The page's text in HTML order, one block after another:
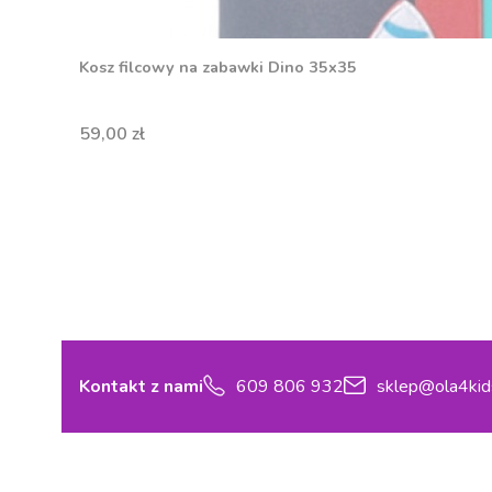
Kosz filcowy na zabawki Dino 35x35
Cena
59,00 zł
Kontakt z nami 609 806 932